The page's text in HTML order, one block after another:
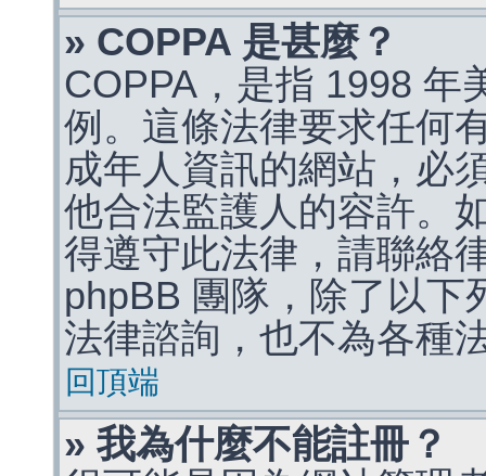
» COPPA 是甚麼？
COPPA，是指 1998 年
例。這條法律要求任何
成年人資訊的網站，必
他合法監護人的容許。
得遵守此法律，請聯絡
phpBB 團隊，除了以下
法律諮詢，也不為各種
回頂端
» 我為什麼不能註冊？